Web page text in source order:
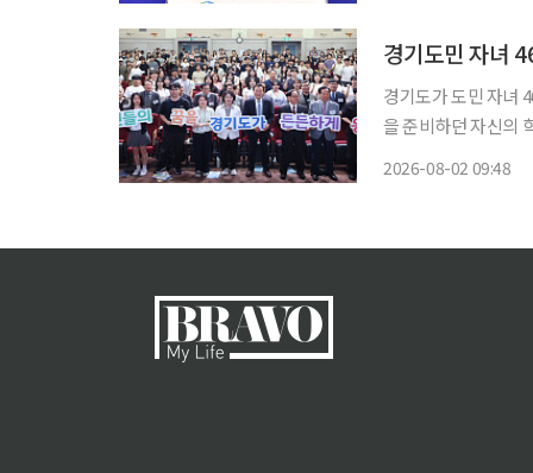
경기도가 도민 자녀
을 준비하던 자신의
2026-08-02 09:48